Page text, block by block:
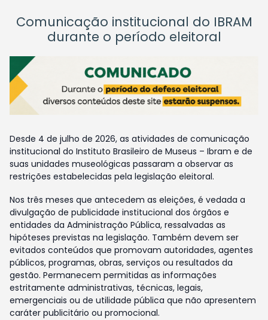
Comunicação institucional do IBRAM
durante o período eleitoral
Desde 4 de julho de 2026, as atividades de comunicação
institucional do Instituto Brasileiro de Museus – Ibram e de
suas unidades museológicas passaram a observar as
restrições estabelecidas pela legislação eleitoral.
Nos três meses que antecedem as eleições, é vedada a
divulgação de publicidade institucional dos órgãos e
entidades da Administração Pública, ressalvadas as
hipóteses previstas na legislação. Também devem ser
evitados conteúdos que promovam autoridades, agentes
públicos, programas, obras, serviços ou resultados da
gestão. Permanecem permitidas as informações
estritamente administrativas, técnicas, legais,
emergenciais ou de utilidade pública que não apresentem
caráter publicitário ou promocional.